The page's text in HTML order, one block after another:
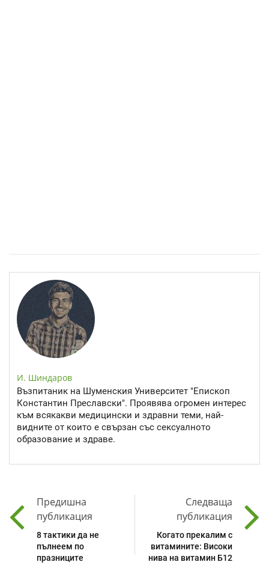
И. Шиндаров
Възпитаник на Шуменския Университет "Епископ
Константин Преславски". Проявява огромен интерес
към всякакви медицински и здравни теми, най-
видните от които е свързан със сексуалното
образование и здраве.
Предишна
публикация
8 тактики да не
пълнеем по
празниците
Следваща
публикация
Когато прекалим с
витамините: Високи
нива на витамин Б12